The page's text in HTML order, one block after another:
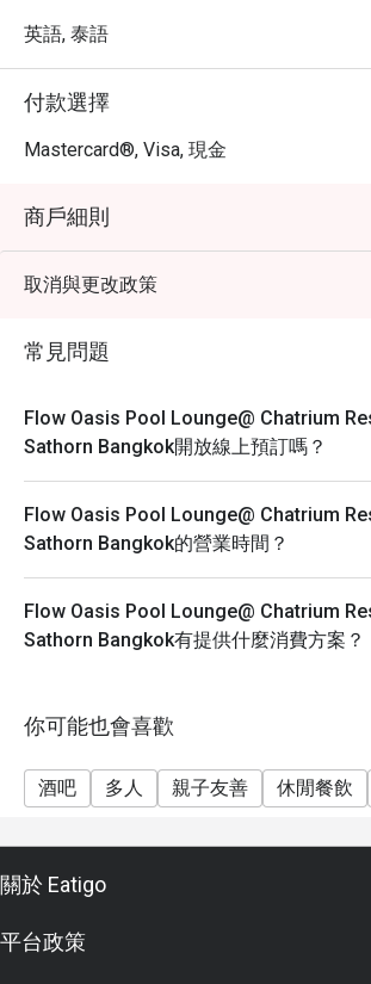
英語, 泰語
付款選擇
Mastercard®, Visa, 現金
商戶細則
取消與更改政策
常見問題
Flow Oasis Pool Lounge@ Chatrium
Sathorn Bangkok開放線上預訂嗎？
Flow Oasis Pool Lounge@ Chatrium
Sathorn Bangkok的營業時間？
Flow Oasis Pool Lounge@ Chatrium
Sathorn Bangkok有提供什麼消費方案？
你可能也會喜歡
酒吧 多人 親子友善 休閒餐飲
關於 Eatigo
平台政策